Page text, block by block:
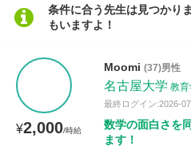
条件に合う先生は見つかり
もいますよ！
¥2,000/時給
Moomi (37)男性
名古屋大学 教
最終ログイン:2026-
数学の面白さを
ます！